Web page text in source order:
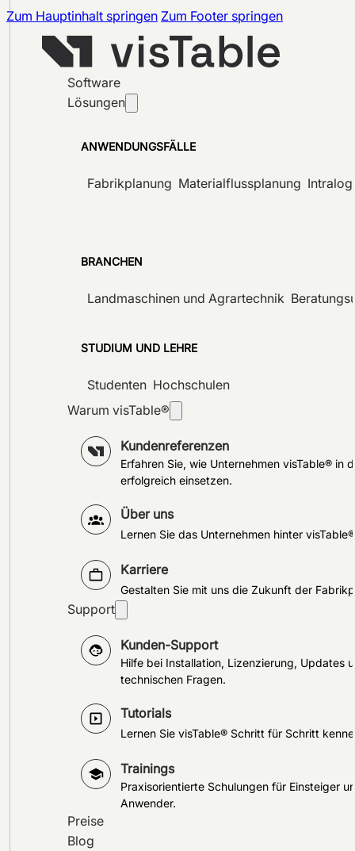
Zum Hauptinhalt springen Zum Footer springen
Software
Lösungen
ANWENDUNGSFÄLLE
Fabrikplanung Materialflussplanung
BRANCHEN
Landmaschinen und Agrartechnik
STUDIUM UND LEHRE
Studenten Hochschulen
Warum visTable®
Kundenreferenzen
Erfahren Sie, wie Unternehmen visTable® in
erfolgreich einsetzen.
Über uns
Lernen Sie das Unternehmen hinter
Karriere
Gestalten Sie mit uns die Zukunft der
Support
Kunden-Support
Hilfe bei Installation, Lizenzierung, Updates
technischen Fragen.
Tutorials
Lernen Sie visTable® Schritt für Schritt
Trainings
Praxisorientierte Schulungen für Einsteiger
Anwender.
Preise
Blog